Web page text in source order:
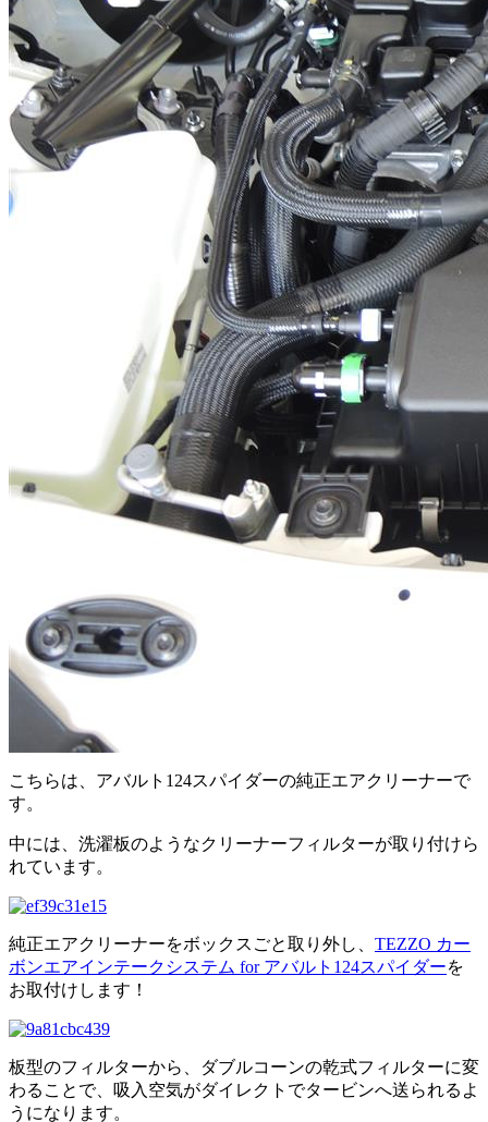
こちらは、アバルト124スパイダーの純正エアクリーナーで
す。
中には、洗濯板のようなクリーナーフィルターが取り付けら
れています。
純正エアクリーナーをボックスごと取り外し、 TEZZO カー
ボンエアインテークシステム for アバルト124スパイダーを
お取付けします！
板型のフィルターから、ダブルコーンの乾式フィルターに変
わることで、吸入空気がダイレクトでタービンへ送られるよ
うになります。